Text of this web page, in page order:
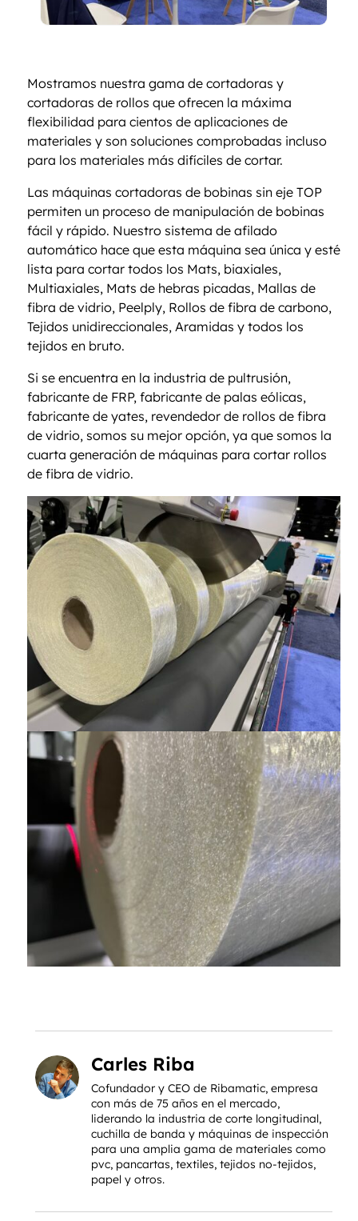
Mostramos nuestra gama de cortadoras y
cortadoras de rollos que ofrecen la máxima
flexibilidad para cientos de aplicaciones de
materiales y son soluciones comprobadas incluso
para los materiales más difíciles de cortar.
Las máquinas cortadoras de bobinas sin eje TOP
permiten un proceso de manipulación de bobinas
fácil y rápido. Nuestro sistema de afilado
automático hace que esta máquina sea única y esté
lista para cortar todos los Mats, biaxiales,
Multiaxiales, Mats de hebras picadas, Mallas de
fibra de vidrio, Peelply, Rollos de fibra de carbono,
Tejidos unidireccionales, Aramidas y todos los
tejidos en bruto.
Si se encuentra en la industria de pultrusión,
fabricante de FRP, fabricante de palas eólicas,
fabricante de yates, revendedor de rollos de fibra
de vidrio, somos su mejor opción, ya que somos la
cuarta generación de máquinas para cortar rollos
de fibra de vidrio.
Carles Riba
Cofundador y CEO de Ribamatic, empresa
con más de 75 años en el mercado,
liderando la industria de corte longitudinal,
cuchilla de banda y máquinas de inspección
para una amplia gama de materiales como
pvc, pancartas, textiles, tejidos no-tejidos,
papel y otros.